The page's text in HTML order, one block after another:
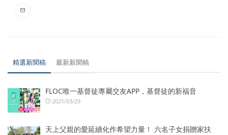
精選新聞稿 最新新聞稿
FLOC唯一基督徒專屬交友APP，基督徒的新福音
2021/03/29
天上父親的愛延續化作希望力量！ 六名子女捐贈家扶